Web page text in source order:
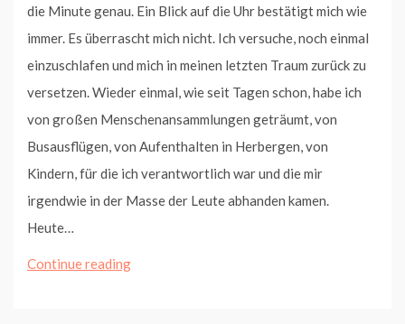
die Minute genau. Ein Blick auf die Uhr bestätigt mich wie
immer. Es überrascht mich nicht. Ich versuche, noch einmal
einzuschlafen und mich in meinen letzten Traum zurück zu
versetzen. Wieder einmal, wie seit Tagen schon, habe ich
von großen Menschenansammlungen geträumt, von
Busausflügen, von Aufenthalten in Herbergen, von
Kindern, für die ich verantwortlich war und die mir
irgendwie in der Masse der Leute abhanden kamen.
Heute…
Continue readingDonnerstag,